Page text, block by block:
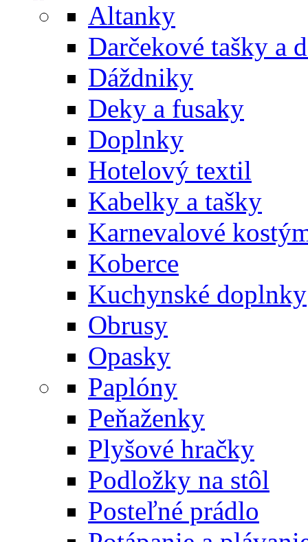
Altanky
Darčekové tašky a
Dáždniky
Deky a fusaky
Doplnky
Hotelový textil
Kabelky a tašky
Karnevalové
Koberce
Kuchynské doplnky
Obrusy
Opasky
Paplóny
Peňaženky
Plyšové hračky
Podložky na stôl
Posteľné prádlo